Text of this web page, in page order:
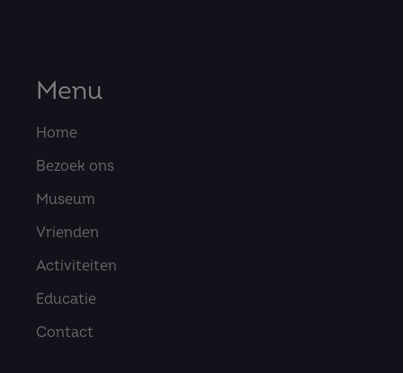
Menu
Home
Bezoek ons
Museum
Vrienden
Activiteiten
Educatie
Contact